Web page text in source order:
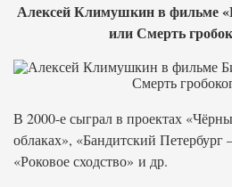
Алексей Климушкин в фильме
или Смерть
В 2000-е сыграл в проектах
облаках», «Бандитский Петербург
«Роковое сходство» и др.